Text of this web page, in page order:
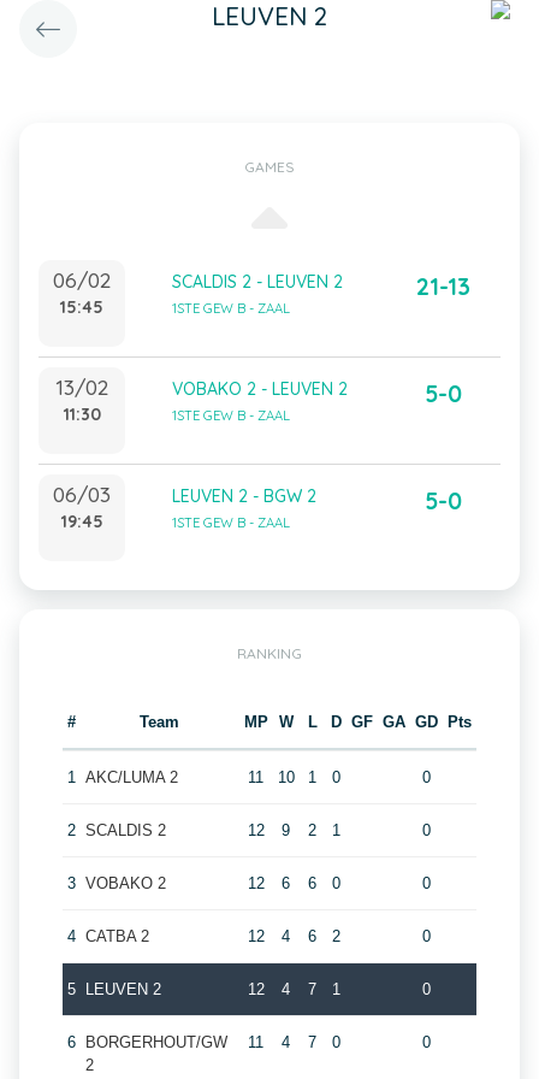
LEUVEN 2
GAMES
06/02
15:45
SCALDIS 2 - LEUVEN 2
1STE GEW B - ZAAL
21-13
13/02
11:30
VOBAKO 2 - LEUVEN 2
1STE GEW B - ZAAL
5-0
06/03
19:45
LEUVEN 2 - BGW 2
1STE GEW B - ZAAL
5-0
RANKING
# Team MP W L D GF GA GD Pts
1 AKC/LUMA 2 11 10 1 0 0
2 SCALDIS 2 12 9 2 1 0
3 VOBAKO 2 12 6 6 0 0
4 CATBA 2 12 4 6 2 0
5 LEUVEN 2 12 4 7 1 0
6
BORGERHOUT/GW
2
11 4 7 0 0